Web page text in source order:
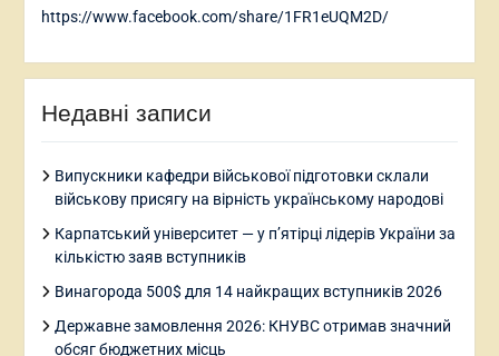
https://www.facebook.com/share/1FR1eUQM2D/
Недавні записи
Випускники кафедри військової підготовки склали
військову присягу на вірність українському народові
Карпатський університет — у п’ятірці лідерів України за
кількістю заяв вступників
Винагорода 500$ для 14 найкращих вступників 2026
Державне замовлення 2026: КНУВС отримав значний
обсяг бюджетних місць